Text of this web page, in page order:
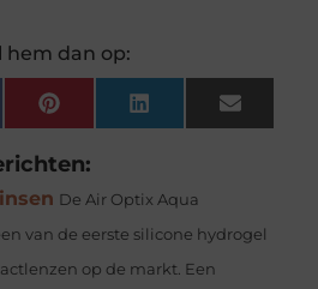
hem dan op:
Pinterest LinkedIn Email
De Air Optix Aqua
van de eerste silicone hydrogel
op de markt. Een